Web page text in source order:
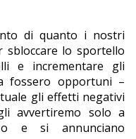
di quanto i nostri
sbloccare lo sportello
e incrementare gli
fossero opportuni –
gli effetti negativi
avvertiremo solo a
e si annunciano